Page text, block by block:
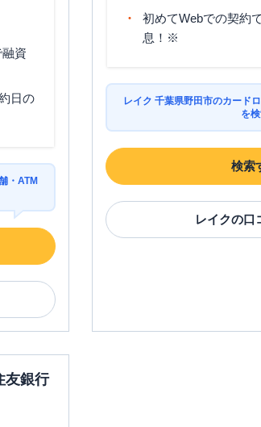
資
日の
・ATM
初めてWebでの契約
息！※
レイク 千葉県野田市のカード
を
検索
レイクの口
友銀行